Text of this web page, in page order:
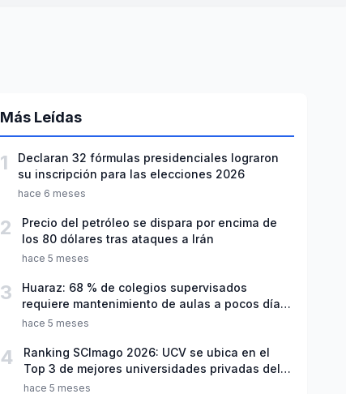
Más Leídas
1
Declaran 32 fórmulas presidenciales lograron
su inscripción para las elecciones 2026
hace 6 meses
2
Precio del petróleo se dispara por encima de
los 80 dólares tras ataques a Irán
hace 5 meses
3
Huaraz: 68 % de colegios supervisados
requiere mantenimiento de aulas a pocos días
de inicio del año escolar 2026
hace 5 meses
4
Ranking SCImago 2026: UCV se ubica en el
Top 3 de mejores universidades privadas del
Perú
hace 5 meses